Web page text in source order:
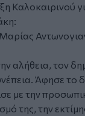
Καλοκαιρινού
αλήθεια, τον
Άφησε το
με την
της, την